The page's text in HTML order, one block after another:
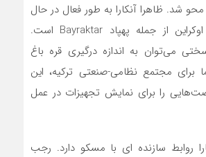
شد. ظاهرا آنکارا به طور فعال در حال
تامین تسلیحات اوکراین از جمله پهپاد Bayraktar است.
می‌توان به اندازه درگیری قره باغ
برای مجتمع نظامی-صنعتی ترکیه، این
را برای نمایش تجهیزات در عمل
روابط سازنده ای با مسکو دارد. رجب